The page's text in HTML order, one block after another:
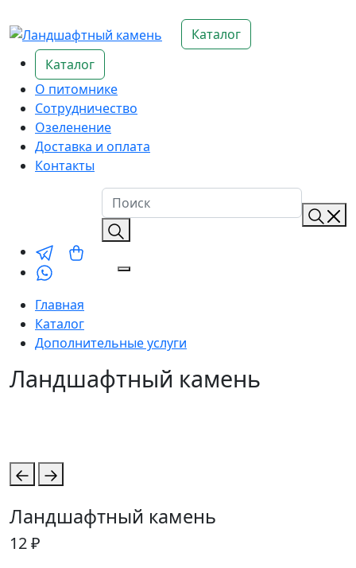
Каталог
Каталог
О питомнике
Сотрудничество
Озеленение
Доставка и оплата
Контакты
Главная
Каталог
Дополнительные услуги
Ландшафтный камень
Ландшафтный камень
12 ₽